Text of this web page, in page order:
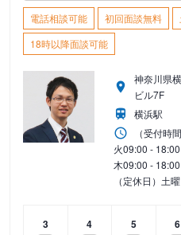
電話相談可能 初回面談無料
18時以降面談可能
神奈川県
ビル7F
横浜駅
（受付時間
火09:00 - 18:00
木09:00 - 18:00
（定休日）土
3
4
5
6